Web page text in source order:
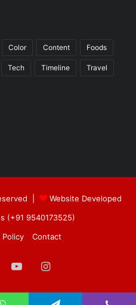
Color Content Foods
Tech Timeline Travel
|
Website Developed
(+91 9540173525)
Policy Contact
YouTubeInstagram